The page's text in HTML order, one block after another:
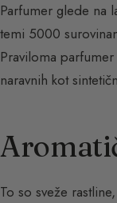
Parfumer glede na
temi 5000
Praviloma
naravnih kot
To so sveže